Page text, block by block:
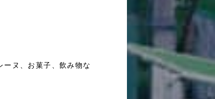
ヌ、お菓子、飲み物な